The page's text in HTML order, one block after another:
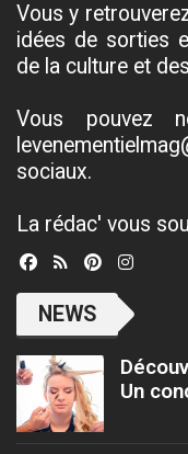
Vous y
idées de sorties
de la culture et
Vous pouvez
sociaux.
La rédac' vous
NEWS
Un